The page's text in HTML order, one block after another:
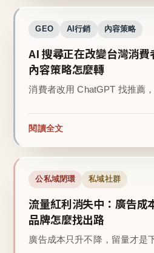
GEO AI行銷 內容策略
AI 搜尋正在改變台灣消
內容策略怎麼轉
消費者改用 ChatGPT 找推薦
閱讀全文
公私域閉環 私域社群
流量紅利消失中：廣告成
品牌怎麼找出路
廣告成本只升不降，留量才是